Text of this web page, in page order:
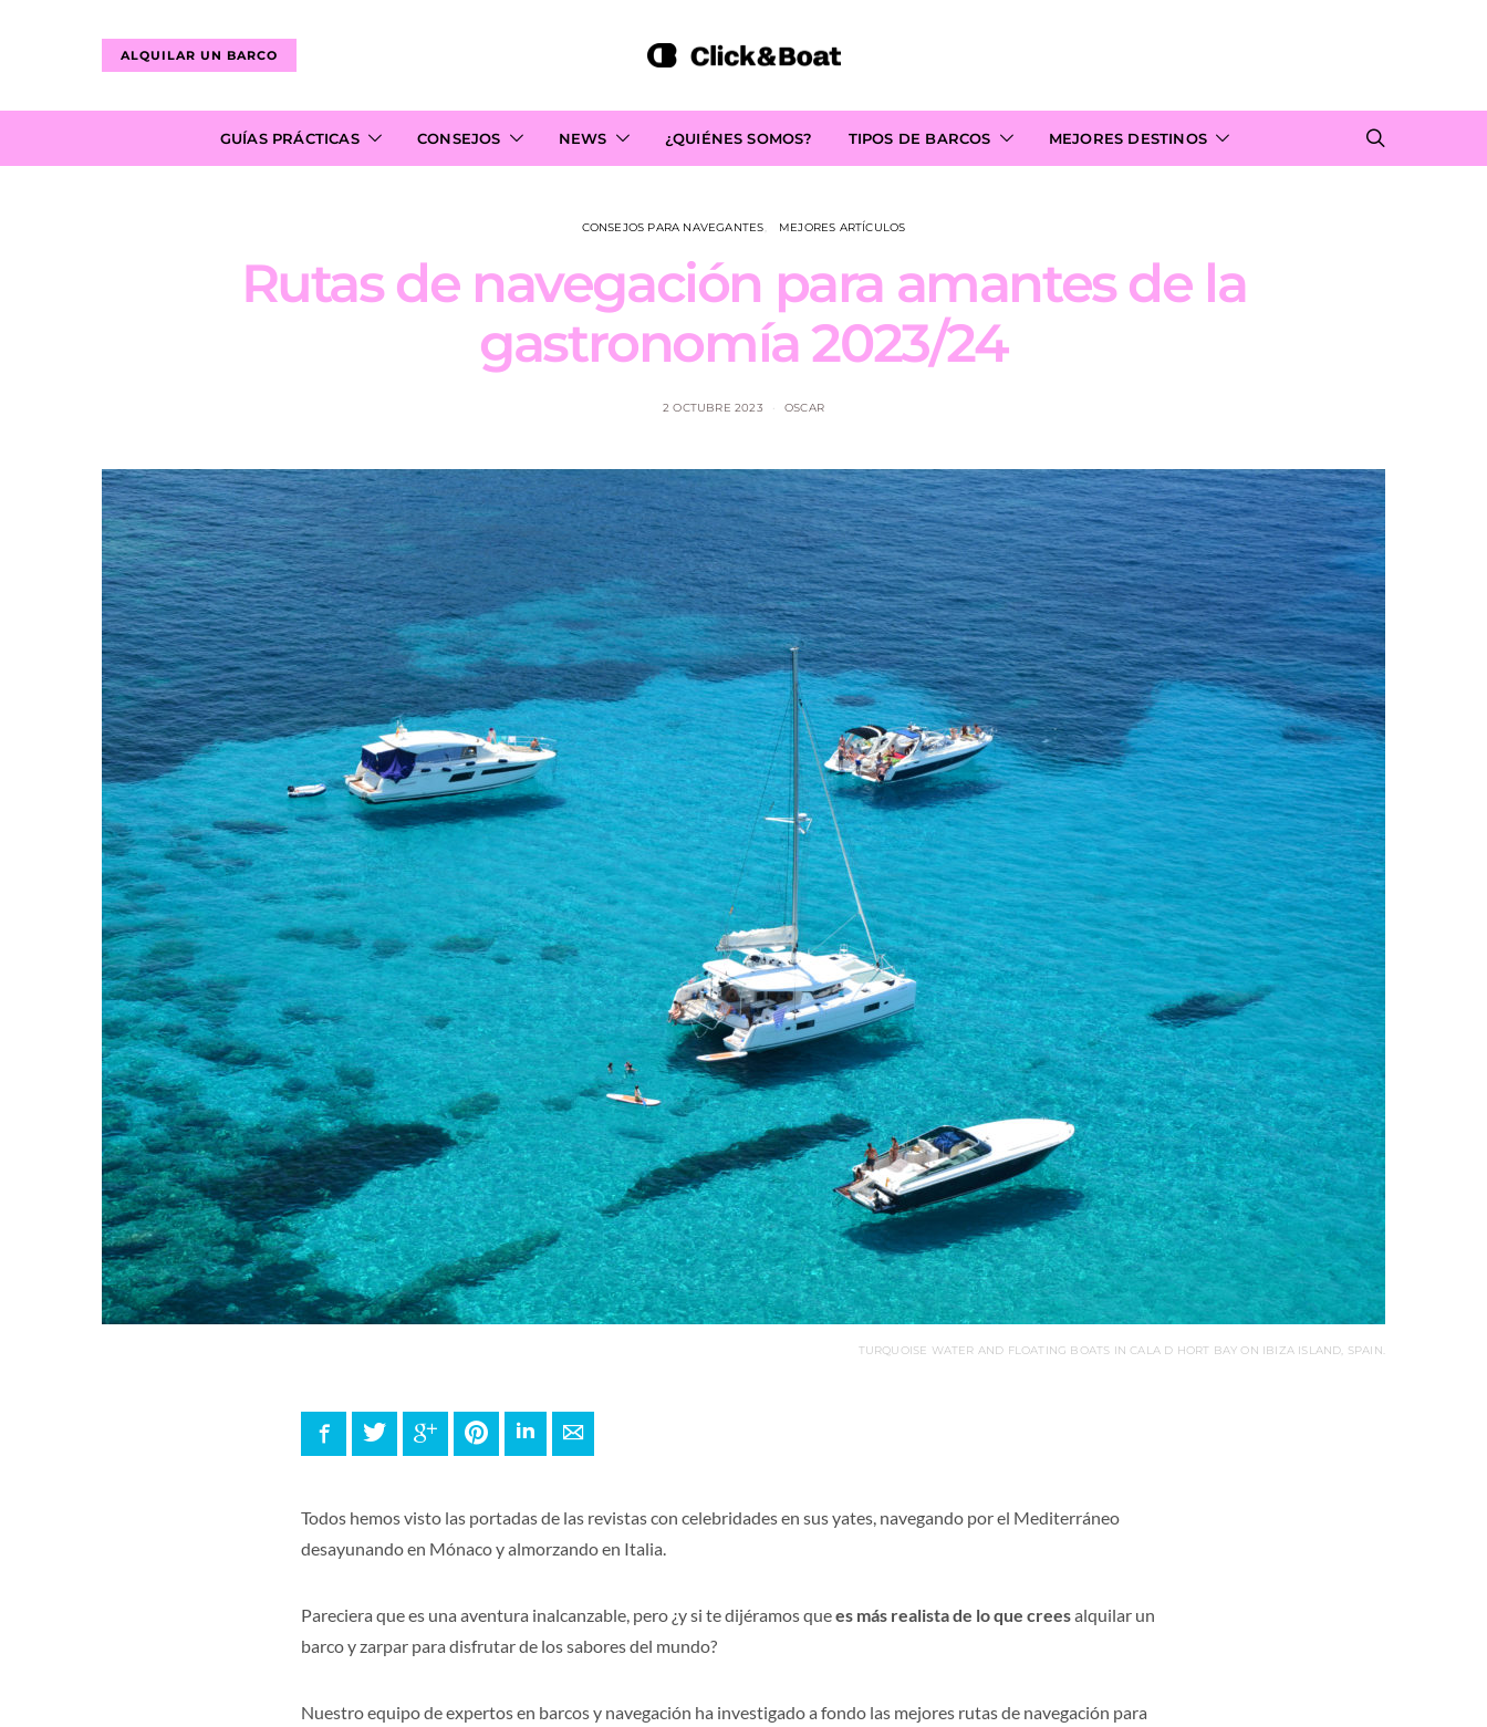
ALQUILAR UN BARCO
GUÍAS PRÁCTICAS CONSEJOS NEWS ¿QUIÉNES SOMOS? TIPOS DE BARCOS MEJORES DESTINOS
CONSEJOS PARA NAVEGANTES MEJORES ARTÍCULOS
Rutas de navegación para amantes de la
gastronomía 2023/24
2 OCTUBRE 2023 OSCAR
TURQUOISE WATER AND FLOATING BOATS IN CALA D HORT BAY ON IBIZA ISLAND, SPAIN.
FacebookTwitter Google+ PinterestLinkedInE-mail
Todos hemos visto las portadas de las revistas con celebridades en sus yates, navegando por el Mediterráneo
desayunando en Mónaco y almorzando en Italia.
Pareciera que es una aventura inalcanzable, pero ¿y si te dijéramos quees más realista de lo que creesalquilar un
barco y zarpar para disfrutar de los sabores del mundo?
Nuestro equipo de expertos en barcos y navegación ha investigado a fondo las mejores rutas de navegación para